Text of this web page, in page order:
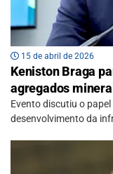
15 de abril de 2026
Keniston Braga
agregados
Evento discutiu o
desenvolvimento da